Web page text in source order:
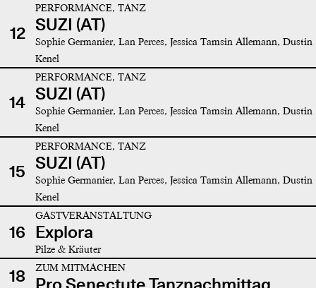
12
PERFORMANCE, TANZ
SUZI (AT)
Sophie Germanier, Lan Perces, Jessica Tamsin Allemann, Dustin
Kenel
14
PERFORMANCE, TANZ
SUZI (AT)
Sophie Germanier, Lan Perces, Jessica Tamsin Allemann, Dustin
Kenel
15
PERFORMANCE, TANZ
SUZI (AT)
Sophie Germanier, Lan Perces, Jessica Tamsin Allemann, Dustin
Kenel
16
GASTVERANSTALTUNG
Explora
Pilze & Kräuter
18 ZUM MITMACHEN
Pro Senectute Tanznachmittag